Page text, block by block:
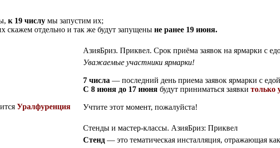
к 19 числу мы запустим их;
скажем отдельно и так же будут запущены не ранее 19 июня.
Уралфуренция
АзияБриз. Приквел. Срок приёма заявок на ярмарки с
Уважаемые участники ярмарки!
7 числа — последний день приема заявок ярмарки с
C 8 июня до 17 июня будут приниматься заявки только
Учтите этот момент, пожалуйста!
Стенды и мастер-классы. АзияБриз: Приквел
Стенд — это тематическая инсталляция, отражающая